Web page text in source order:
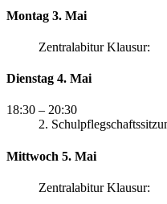
Montag 3. Mai
Zentralabitur Klausur:
Dienstag 4. Mai
18:30 – 20:30
2.
Mittwoch 5. Mai
Zentralabitur Klausur: